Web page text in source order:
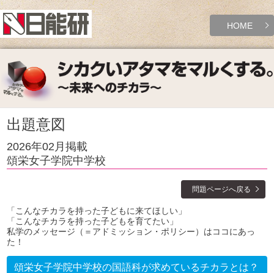
HOME
出題意図
2026年02月掲載
頌栄女子学院中学校
問題ページへ戻る
「こんなチカラを持った子どもに来てほしい」
「こんなチカラを持った子どもを育てたい」
私学のメッセージ（＝アドミッション・ポリシー）はココにあっ
た！
頌栄女子学院中学校の国語科が求めているチカラとは？